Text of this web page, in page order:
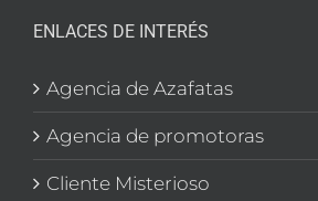
ENLACES DE INTERÉS
Agencia de Azafatas
Agencia de promotoras
Cliente Misterioso